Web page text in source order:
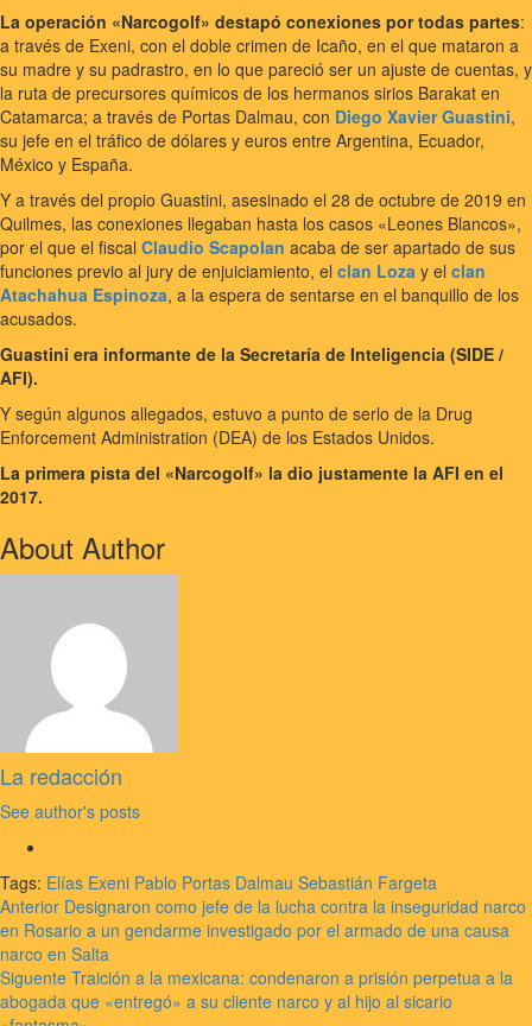
La operación «Narcogolf» destapó conexiones por todas partes:
a través de Exeni, con el doble crimen de Icaño, en el que mataron a
su madre y su padrastro, en lo que pareció ser un ajuste de cuentas, y
la ruta de precursores químicos de los hermanos sirios Barakat en
Catamarca; a través de Portas Dalmau, con Diego Xavier Guastini,
su jefe en el tráfico de dólares y euros entre Argentina, Ecuador,
México y España.
Y a través del propio Guastini, asesinado el 28 de octubre de 2019 en
Quilmes, las conexiones llegaban hasta los casos «Leones Blancos»,
por el que el fiscal Claudio Scapolan acaba de ser apartado de sus
funciones previo al jury de enjuiciamiento, el clan Loza y el clan
Atachahua Espinoza, a la espera de sentarse en el banquillo de los
acusados.
Guastini era informante de la Secretaría de Inteligencia (SIDE /
AFI).
Y según algunos allegados, estuvo a punto de serlo de la Drug
Enforcement Administration (DEA) de los Estados Unidos.
La primera pista del «Narcogolf» la dio justamente la AFI en el
2017.
About Author
La redacción
See author's posts
Tags: Elías Exeni Pablo Portas Dalmau Sebastián Fargeta
Navegación
de
entradas
Anterior Designaron como jefe de la lucha contra la inseguridad narco
en Rosario a un gendarme investigado por el armado de una causa
narco en Salta
Siguente Traición a la mexicana: condenaron a prisión perpetua a la
abogada que «entregó» a su cliente narco y al hijo al sicario